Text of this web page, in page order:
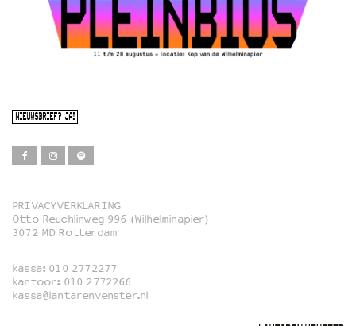
NIEUWSBRIEF? JA!
Film
Familie
Film in English
PRIVACYVERKLARING
Otto Reuchlinweg 996 (Wilhelminapier)
3072 MD Rotterdam
kassa: 010 2772277
kantoor: 010 2772266
kassa@lantarenvenster.nl